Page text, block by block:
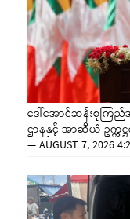
ဒေါ်အောင်ဆန်းစုကြည်အ
ဌာနနှင့် အာဆီယံ ဥက္ကဋ္
—AUGUST 7, 2026